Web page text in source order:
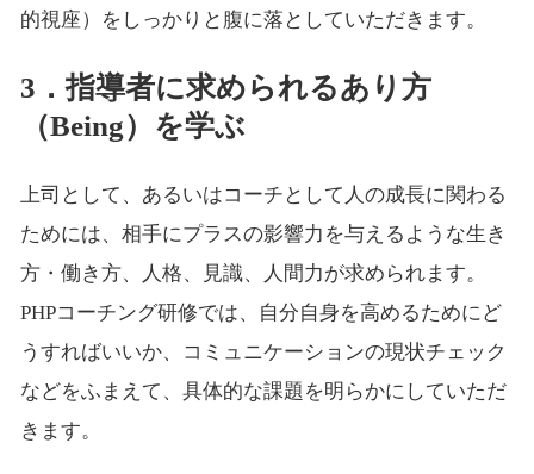
的視座）をしっかりと腹に落としていただきます。
3．指導者に求められるあり方
（Being）を学ぶ
上司として、あるいはコーチとして人の成長に関わる
ためには、相手にプラスの影響力を与えるような生き
方・働き方、人格、見識、人間力が求められます。
PHPコーチング研修では、自分自身を高めるためにど
うすればいいか、コミュニケーションの現状チェック
などをふまえて、具体的な課題を明らかにしていただ
きます。